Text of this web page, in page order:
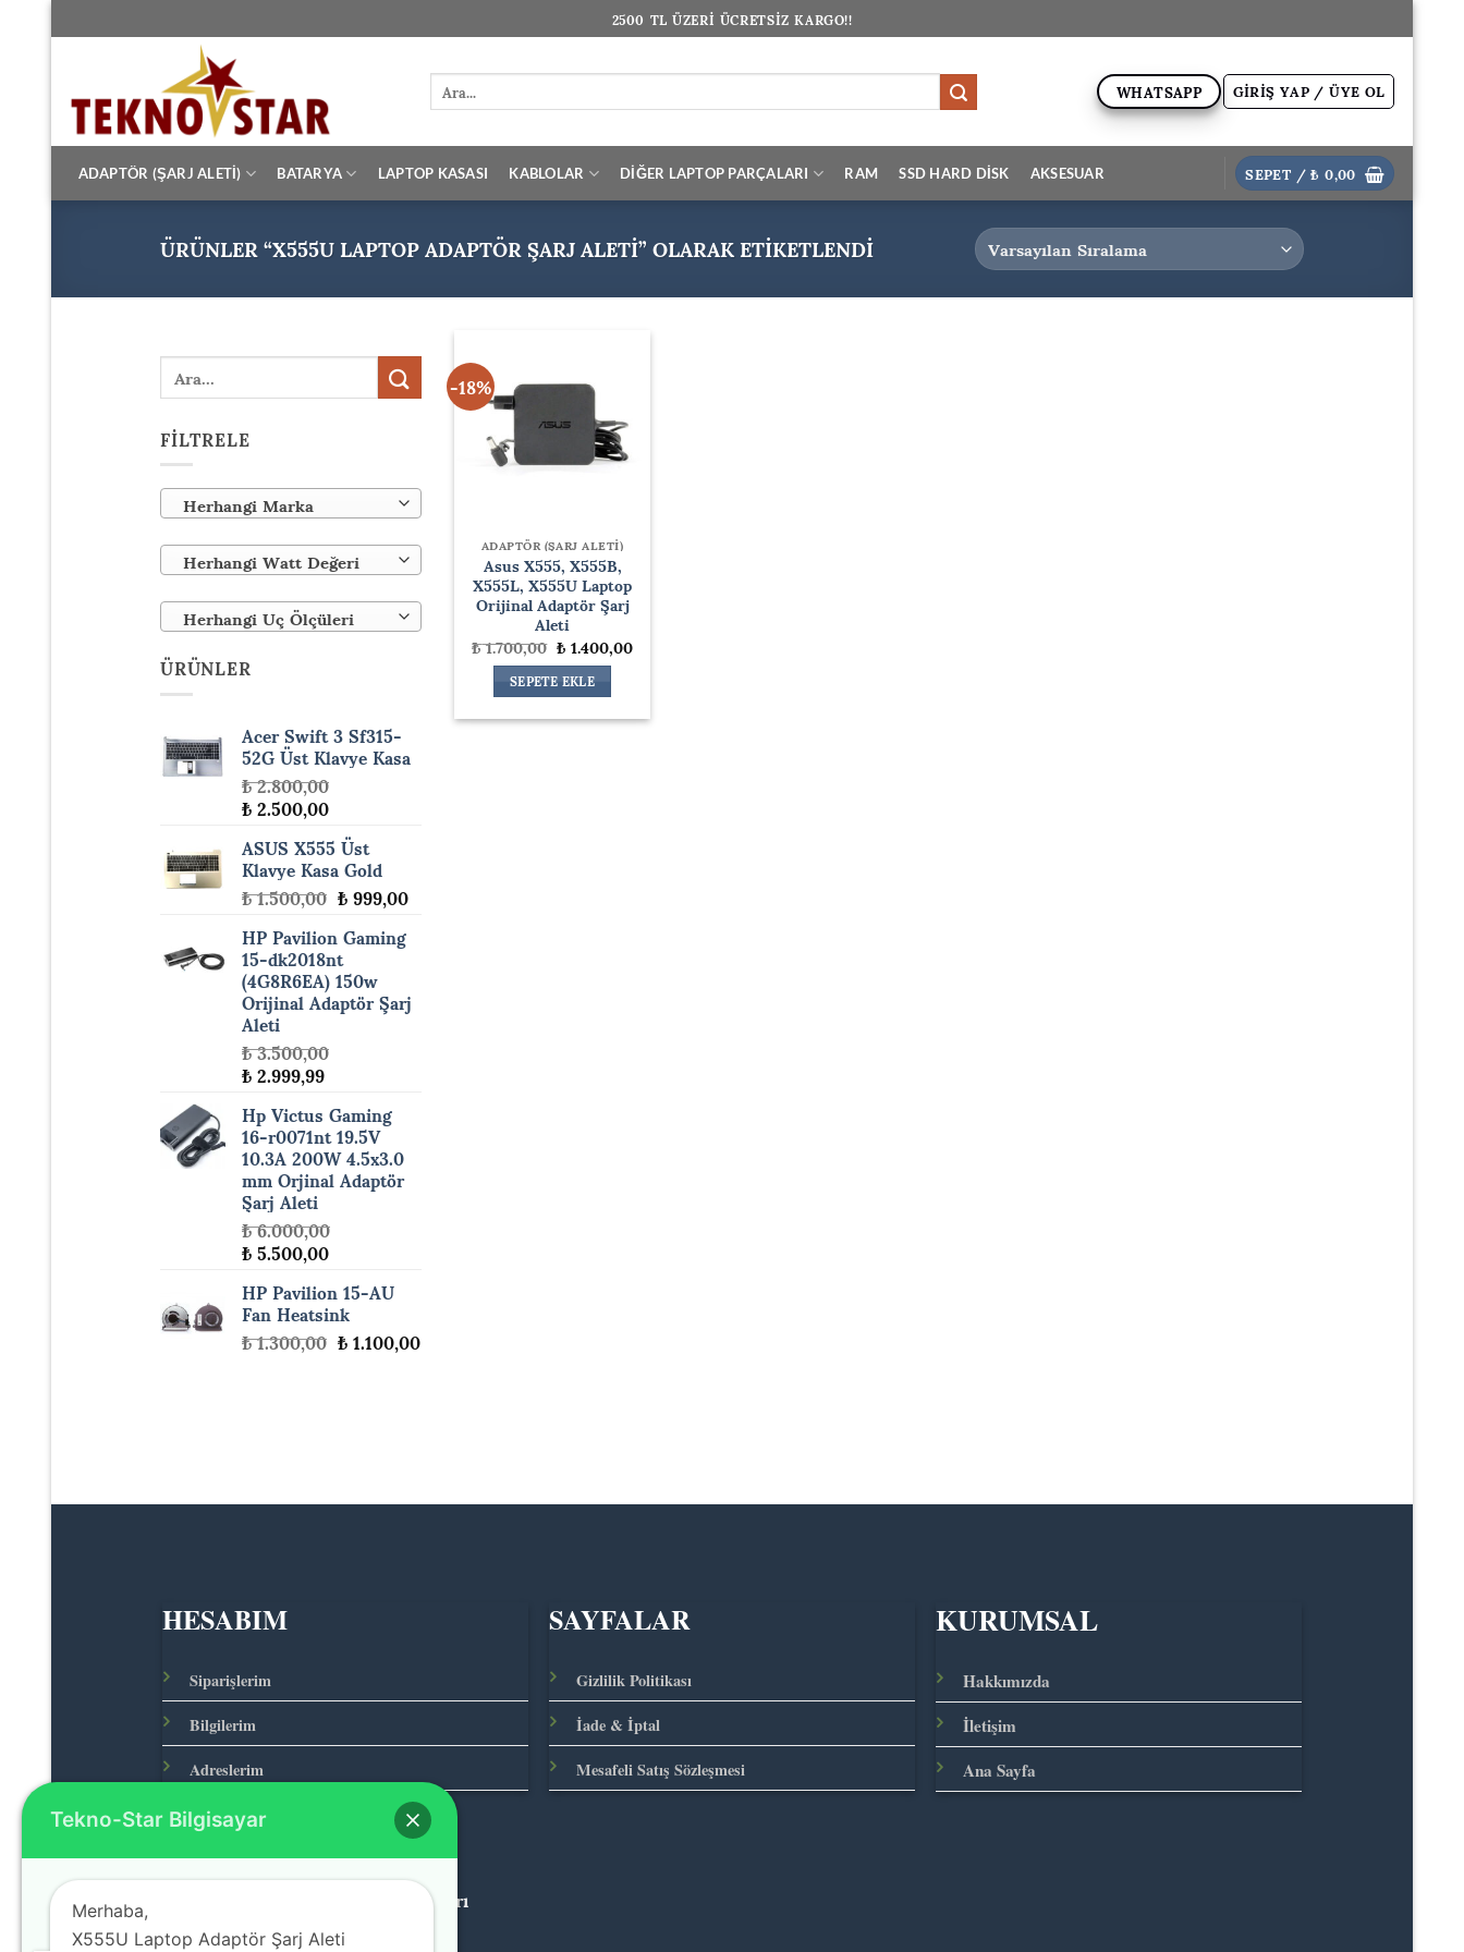
İçeriğe
atla 2500 TL ÜZERİ ÜCRETSİZ KARGO!!
Ara: WHATSAPP GIRIŞ YAP / ÜYE OL
ADAPTÖR (ŞARJ ALETİ) BATARYA LAPTOP KASASI KABLOLAR DİĞER LAPTOP PARÇALARI RAM SSD HARD DİSK AKSESUAR SEPET /₺0,00
ÜRÜNLER “X555U LAPTOP ADAPTÖR ŞARJ ALETI” OLARAK ETIKETLENDI
Ara:
FILTRELE
Herhangi Marka
Herhangi Watt Değeri
Herhangi Uç Ölçüleri
ÜRÜNLER
Acer Swift 3 Sf315-
52G Üst Klavye Kasa
₺2.800,00
Orijinal
fiyat:
₺ 2.800,00.
₺2.500,00Şuandaki
fiyat:
₺ 2.500,00.
ASUS X555 Üst
Klavye Kasa Gold
₺1.500,00 Orijinal
fiyat:
₺ 1.500,00.
₺999,00Şuandaki
HP Pavilion Gaming
15-dk2018nt
(4G8R6EA) 150w
Orijinal Adaptör Şarj
Aleti
₺3.500,00
Orijinal
fiyat:
₺ 3.500,00.
₺2.999,99Şuandaki
fiyat:
₺ 2.999,99.
Hp Victus Gaming
16-r0071nt 19.5V
10.3A 200W 4.5x3.0
mm Orjinal Adaptör
Şarj Aleti
₺6.000,00
Orijinal
fiyat:
₺ 6.000,00.
₺5.500,00Şu andaki
fiyat:
₺ 5.500,00.
HP Pavilion 15-AU
Fan Heatsink
₺1.300,00 Orijinal
fiyat:
₺1.100,00Şuandaki
-18%
ADAPTÖR (ŞARJ ALETİ)
Asus X555, X555B,
X555L, X555U Laptop
Orijinal Adaptör Şarj
Aleti
₺1.700,00Orijinal
fiyat:
₺ 1.700,00.
₺1.400,00Şuandaki
SEPETE EKLE
HESABIM
Siparişlerim
Bilgilerim
Adreslerim
SAYFALAR
Gizlilik Politikası
İade & İptal
Mesafeli Satış Sözleşmesi
KURUMSAL
Hakkımızda
İletişim
Ana Sayfa
© 2026 Teknolojinin Starı
Tekno-Star Bilgisayar
Merhaba,
X555U Laptop Adaptör Şarj Aleti